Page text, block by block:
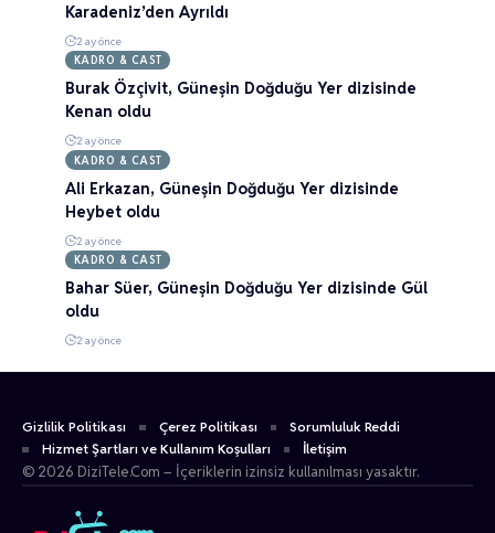
Karadeniz’den Ayrıldı
2 ay önce
KADRO & CAST
Burak Özçivit, Güneşin Doğduğu Yer dizisinde
Kenan oldu
2 ay önce
KADRO & CAST
Ali Erkazan, Güneşin Doğduğu Yer dizisinde
Heybet oldu
2 ay önce
KADRO & CAST
Bahar Süer, Güneşin Doğduğu Yer dizisinde Gül
oldu
2 ay önce
Gizlilik Politikası Çerez Politikası
Sorumluluk Reddi
Hizmet Şartları ve Kullanım Koşulları
İletişim
© 2026 DiziTele.Com – İçeriklerin izinsiz kullanılması yasaktır.